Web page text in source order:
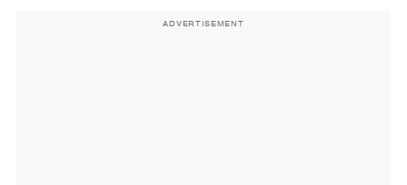
ADVERTISEMENT